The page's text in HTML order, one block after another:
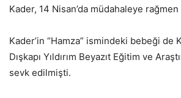
Kader, 14 Nisan’da müdahaleye rağmen
Kader’in “Hamza” ismindeki bebeği de
Dışkapı Yıldırım Beyazıt Eğitim ve
sevk edilmişti.